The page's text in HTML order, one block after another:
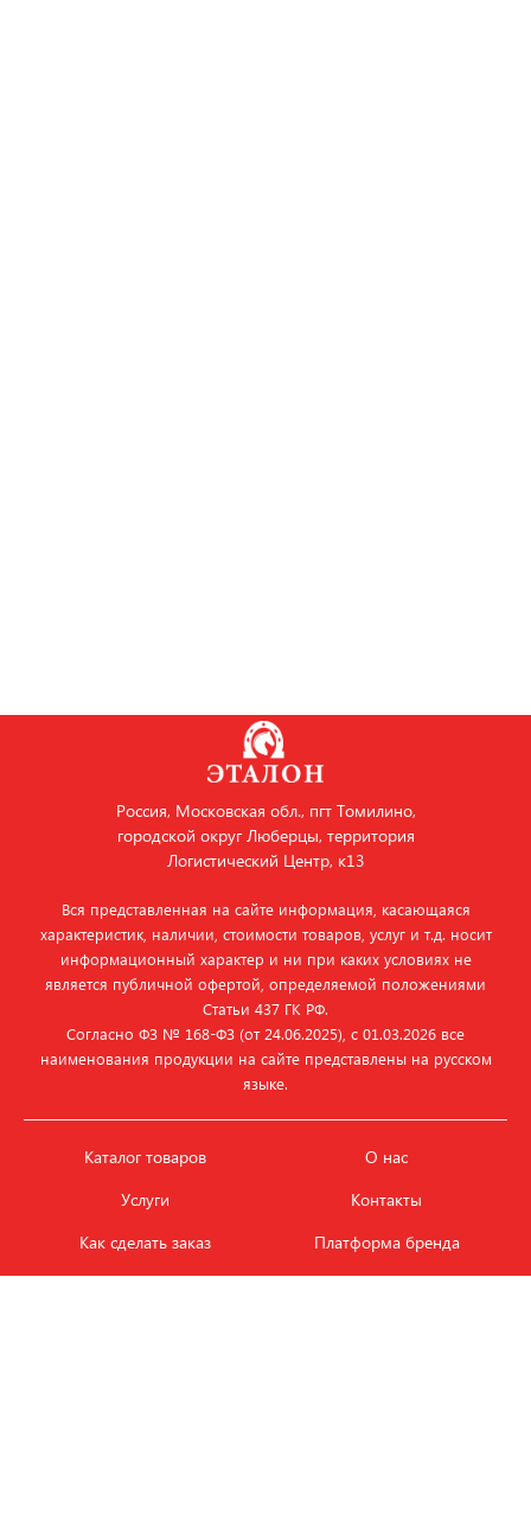
Россия, Московская обл., пгт Томилино,
городской округ Люберцы, территория
Логистический Центр, к13
Вся представленная на сайте информация, касающаяся
характеристик, наличии, стоимости товаров, услуг и т.д. носит
информационный характер и ни при каких условиях не
является публичной офертой, определяемой положениями
Статьи 437 ГК РФ.
Согласно ФЗ № 168‑ФЗ (от 24.06.2025), с 01.03.2026 все
наименования продукции на сайте представлены на русском
языке.
Каталог товаров
Услуги
Как сделать заказ
О нас
Контакты
Платформа бренда